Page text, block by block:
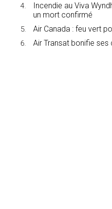
Incendie au Viva
un mort confirmé
Air Canada : feu vert
Air Transat bonifie